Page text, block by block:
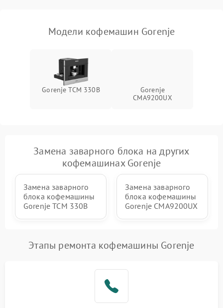
Модели кофемашин Gorenje
Gorenje TCM 330B
Gorenje
CMA9200UX
Замена заварного блока на других
кофемашинах Gorenje
Замена заварного
блока кофемашины
Gorenje TCM 330B
Замена заварного
блока кофемашины
Gorenje CMA9200UX
Этапы ремонта кофемашины Gorenje